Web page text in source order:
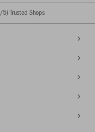
/5) Trusted Shops